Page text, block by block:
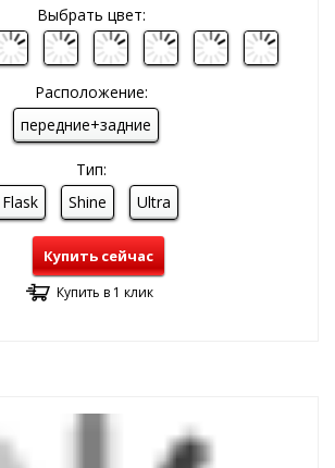
Выбрать цвет:
Расположение:
передние+задние
Тип:
Flask
Shine Ultra
Купить сейчас
Купить в 1 клик